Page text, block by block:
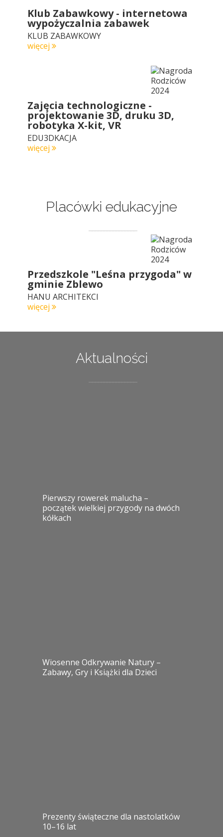
Klub Zabawkowy - internetowa
wypożyczalnia zabawek
KLUB ZABAWKOWY
więcej
Zajęcia technologiczne -
projektowanie 3D, druku 3D,
robotyka X-kit, VR
EDU3DKACJA
więcej
Placówki edukacyjne
Przedszkole "Leśna przygoda" w
gminie Zblewo
HANU ARCHITEKCI
więcej
Aktualności
Pierwszy rowerek malucha –
początek wielkiej przygody na dwóch
kółkach
Wiosenne Odkrywanie Natury –
Zabawy, Gry i Książki dla Dzieci
Prezenty świąteczne dla nastolatków
10–16 lat